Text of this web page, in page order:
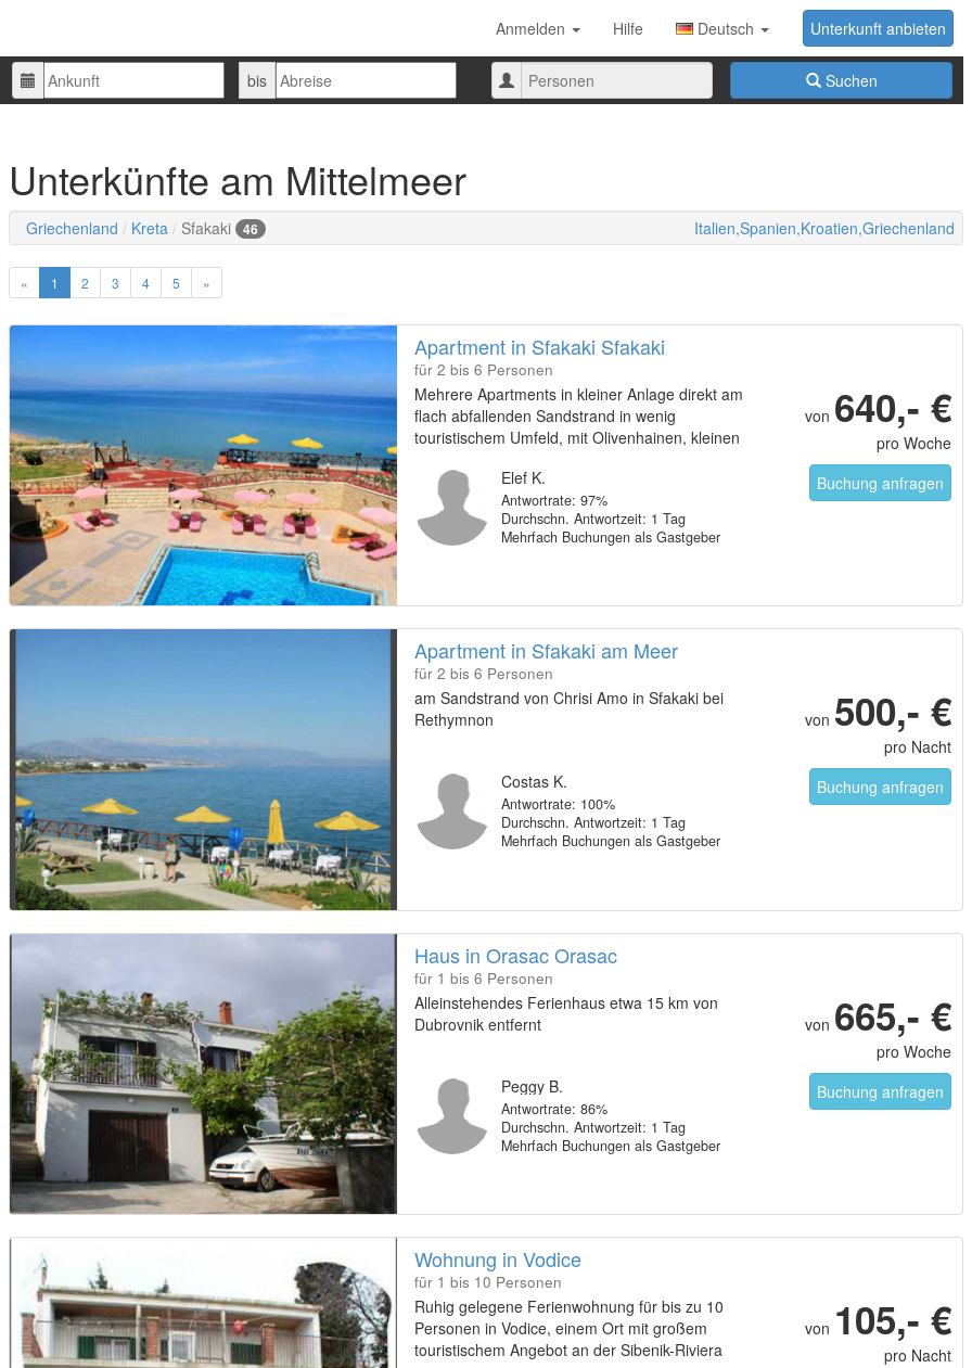
Unterkunft anbieten
Anmelden Hilfe
Deutsch
Ankunft Abreise
bis
Anzahl
der
Suchen
Unterkünfte am Mittelmeer
Griechenland Kreta Sfakaki 46 Italien,Spanien,Kroatien,Griechenland
« 1 2 3 4 5 »
Apartment in Sfakaki Sfakaki
für 2 bis 6 Personen
Mehrere Apartments in kleiner Anlage direkt am
flach abfallenden Sandstrand in wenig
touristischem Umfeld, mit Olivenhainen, kleinen
Umfeld
Elef K.
Antwortrate: 97%
Durchschn. Antwortzeit: 1 Tag
Mehrfach Buchungen als Gastgeber
von 640,- €
pro Woche
Buchung anfragen
Apartment in Sfakaki am Meer
für 2 bis 6 Personen
am Sandstrand von Chrisi Amo in Sfakaki bei
Rethymnon
Costas K.
Antwortrate: 100%
Durchschn. Antwortzeit: 1 Tag
Mehrfach Buchungen als Gastgeber
von 500,- €
pro Nacht
Buchung anfragen
Haus in Orasac Orasac
für 1 bis 6 Personen
Alleinstehendes Ferienhaus etwa 15 km von
Dubrovnik entfernt
Peggy B.
Antwortrate: 86%
Durchschn. Antwortzeit: 1 Tag
Mehrfach Buchungen als Gastgeber
von 665,- €
pro Woche
Buchung anfragen
Wohnung in Vodice
für 1 bis 10 Personen
Ruhig gelegene Ferienwohnung für bis zu 10
Personen in Vodice, einem Ort mit großem
touristischem Angebot an der Sibenik-Riviera
von 105,- €
pro Nacht